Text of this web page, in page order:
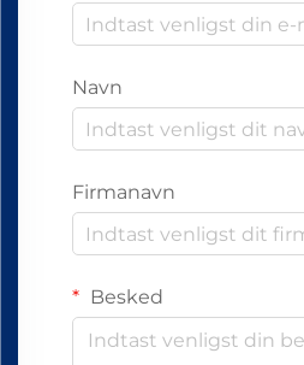
Navn
Firmanavn
Besked